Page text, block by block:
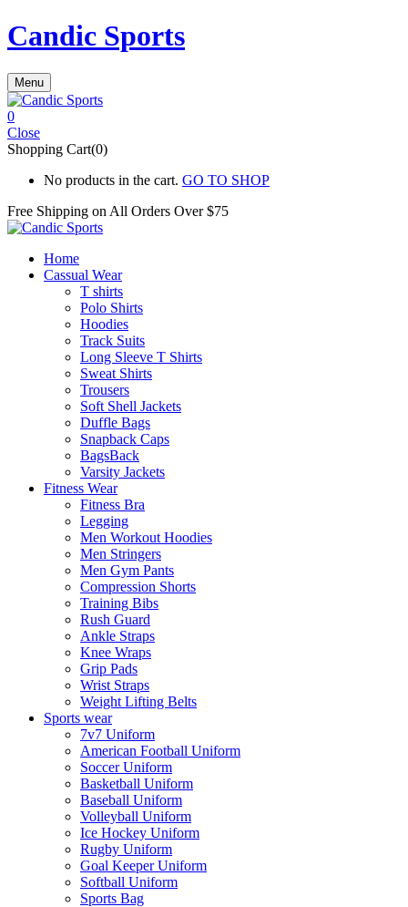
Candic Sports
Menu
0
Close
Shopping Cart(0)
No products in the cart. GO TO SHOP
Free Shipping on All Orders Over $75
Home
Cassual Wear
T shirts
Polo Shirts
Hoodies
Track Suits
Long Sleeve T Shirts
Sweat Shirts
Trousers
Soft Shell Jackets
Duffle Bags
Snapback Caps
BagsBack
Varsity Jackets
Fitness Wear
Fitness Bra
Legging
Men Workout Hoodies
Men Stringers
Men Gym Pants
Compression Shorts
Training Bibs
Rush Guard
Ankle Straps
Knee Wraps
Grip Pads
Wrist Straps
Weight Lifting Belts
Sports wear
7v7 Uniform
American Football Uniform
Soccer Uniform
Basketball Uniform
Baseball Uniform
Volleyball Uniform
Ice Hockey Uniform
Rugby Uniform
Goal Keeper Uniform
Softball Uniform
Sports Bag